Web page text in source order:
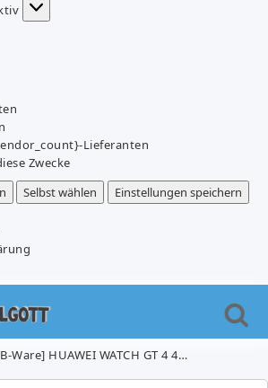
Lieferanten
Zwecke
Selbst wählen
Einstellungen speichern
Ware] HUAWEI WATCH GT 4 41mm Smartwatch für 59,90€ (Vergleich: 128,50€)